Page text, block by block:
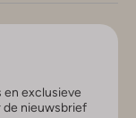
en exclusieve
de nieuwsbrief